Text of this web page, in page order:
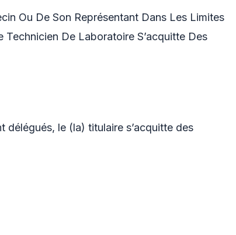
Ou De Son Représentant Dans Les Limites
De Laboratoire S’acquitte Des
délégués, le (la) titulaire s’acquitte des